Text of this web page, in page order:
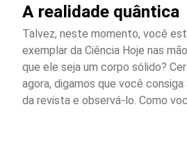
A realidade quântica
Talvez, neste momento, você
exemplar da Ciência Hoje nas
que ele seja um corpo sólido?
agora, digamos que você
da revista e observá-lo. Como